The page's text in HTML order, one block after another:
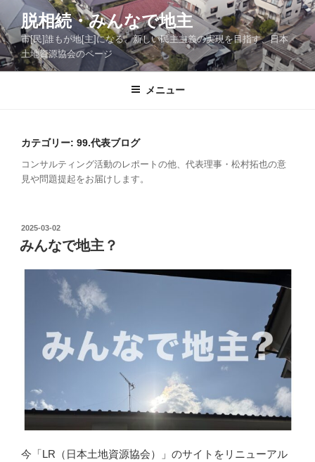
ン
テ
ン
ツ
脱相続・みんなで地主
市[民]誰もが地[主]になる、新しい民主主義の実現を目指す、日本
土地資源協会のページ
メニュー
カテゴリー: 99.代表ブログ
コンサルティング活動のレポートの他、代表理事・松村拓也の意
見や問題提起をお届けします。
投
稿
日:
2025-03-02
みんなで地主？
今「LR（日本土地資源協会）」のサイトをリニューアル